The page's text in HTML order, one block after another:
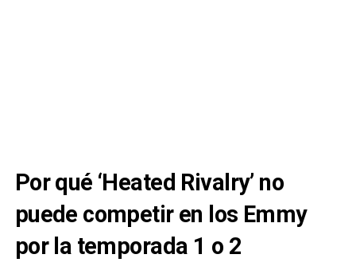
Por qué ‘Heated Rivalry’ no
puede competir en los Emmy
por la temporada 1 o 2